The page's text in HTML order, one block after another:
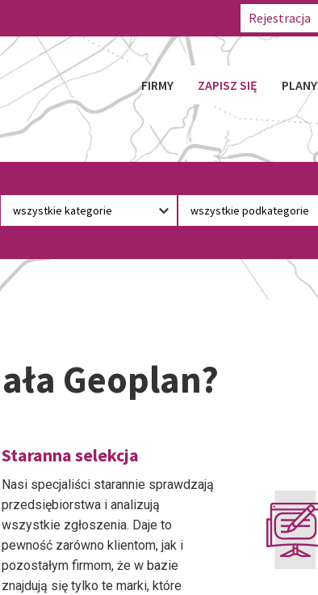
Rejestracja
FIRMY ZAPISZ SIĘ PLANY
Geoplan?
Staranna selekcja
Nasi specjaliści starannie sprawdzają
przedsiębiorstwa i analizują
wszystkie zgłoszenia. Daje to
pewność zarówno klientom, jak i
pozostałym firmom, że w bazie
znajdują się tylko te marki, które